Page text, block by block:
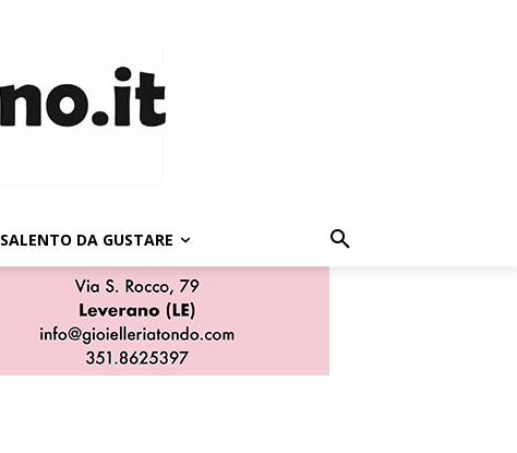
SALENTO DA GUSTARE